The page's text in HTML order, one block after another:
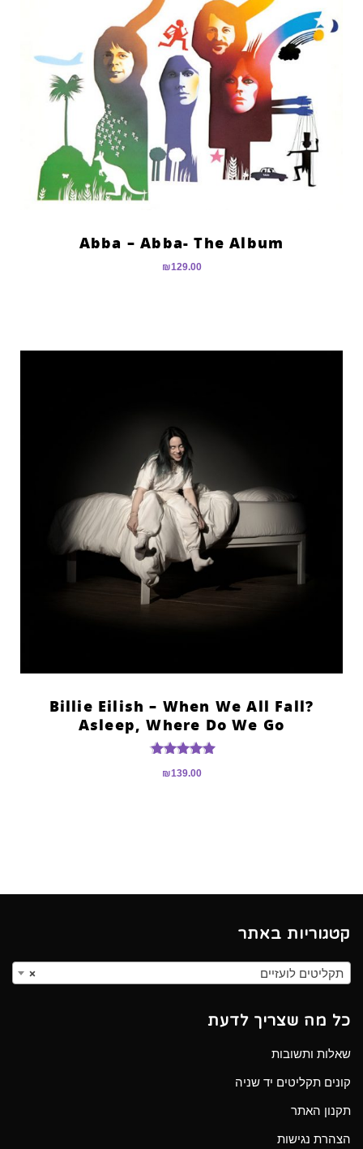
Abba – Abba- The Album
₪129.00
?Billie Eilish – When We All Fall
Asleep, Where Do We Go
5.00
₪139.00
קטגוריות באתר
× תקליטים לועזיים
כל מה שצריך לדעת
שאלות ותשובות
קונים תקליטים יד שניה
תקנון האתר
הצהרת נגישות